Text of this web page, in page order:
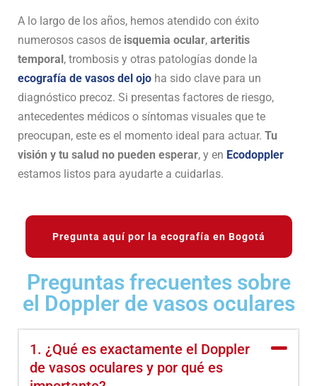
A lo largo de los años, hemos atendido con éxito
numerosos casos de isquemia ocular, arteritis
temporal, trombosis y otras patologías donde la
ecografía de vasos del ojo ha sido clave para un
diagnóstico precoz. Si presentas factores de riesgo,
antecedentes médicos o síntomas visuales que te
preocupan, este es el momento ideal para actuar. Tu
visión y tu salud no pueden esperar, y en Ecodoppler
estamos listos para ayudarte a cuidarlas.
Pregunta aquí por la ecografía en Bogotá
Preguntas frecuentes sobre
el Doppler de vasos oculares
1. ¿Qué es exactamente el Doppler
de vasos oculares y por qué es